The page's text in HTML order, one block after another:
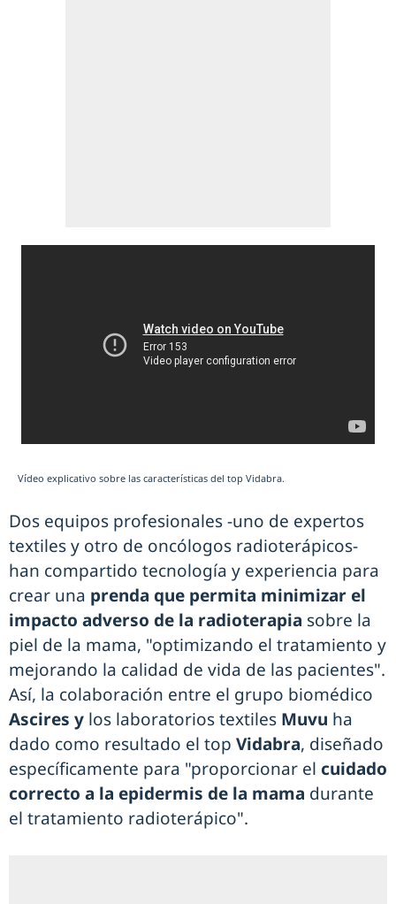
Vídeo explicativo sobre las características del top Vidabra.
Dos equipos profesionales -uno de expertos
textiles y otro de oncólogos radioterápicos-
han compartido tecnología y experiencia para
crear una prenda que permita minimizar el
impacto adverso de la radioterapia sobre la
piel de la mama, "optimizando el tratamiento y
mejorando la calidad de vida de las pacientes".
Así, la colaboración entre el grupo biomédico
Ascires y los laboratorios textiles Muvu ha
dado como resultado el top Vidabra, diseñado
específicamente para "proporcionar el cuidado
correcto a la epidermis de la mama durante
el tratamiento radioterápico".